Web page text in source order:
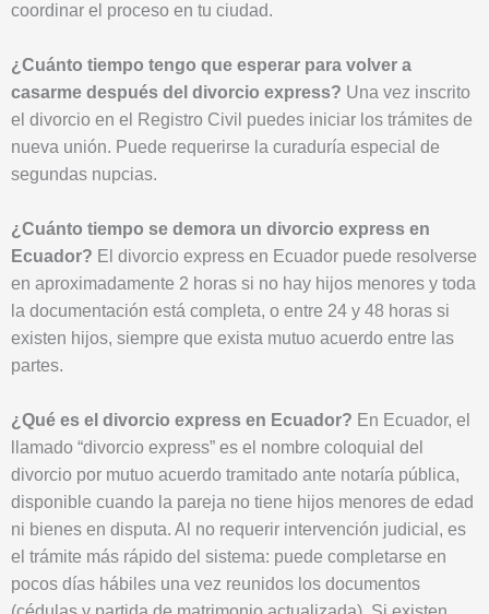
coordinar el proceso en tu ciudad.
¿Cuánto tiempo tengo que esperar para volver a
casarme después del divorcio express? Una vez inscrito
el divorcio en el Registro Civil puedes iniciar los trámites de
nueva unión. Puede requerirse la curaduría especial de
segundas nupcias.
¿Cuánto tiempo se demora un divorcio express en
Ecuador? El divorcio express en Ecuador puede resolverse
en aproximadamente 2 horas si no hay hijos menores y toda
la documentación está completa, o entre 24 y 48 horas si
existen hijos, siempre que exista mutuo acuerdo entre las
partes.
¿Qué es el divorcio express en Ecuador? En Ecuador, el
llamado “divorcio express” es el nombre coloquial del
divorcio por mutuo acuerdo tramitado ante notaría pública,
disponible cuando la pareja no tiene hijos menores de edad
ni bienes en disputa. Al no requerir intervención judicial, es
el trámite más rápido del sistema: puede completarse en
pocos días hábiles una vez reunidos los documentos